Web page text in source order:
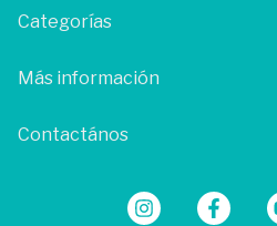
Categorías
Más información
Contactános